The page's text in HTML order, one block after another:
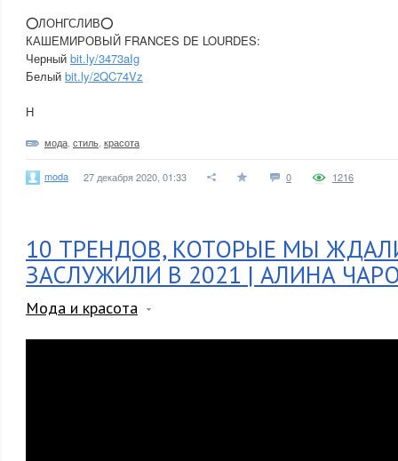
⭕️ЛОНГСЛИВ⭕️
КАШЕМИРОВЫЙ FRANCES DE LOURDES:
Черный bit.ly/3473aIg
Белый bit.ly/2QC74Vz
H
мода стиль красота
moda 27 декабря 2020, 01:33 0 1216
10 ТРЕНДОВ, КОТОРЫЕ МЫ
ЗАСЛУЖИЛИ В 2021 | АЛИНА
Мода и красота